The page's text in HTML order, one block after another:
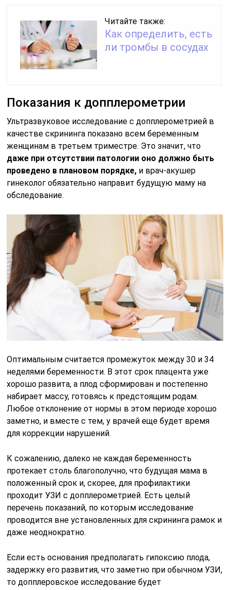
Читайте также:
Как определить, есть
ли тромбы в сосудах
Показания к допплерометрии
Ультразвуковое исследование с допплерометрией в
качестве скрининга показано всем беременным
женщинам в третьем триместре. Это значит, что
даже при отсутствии патологии оно должно быть
проведено в плановом порядке, и врач-акушер
гинеколог обязательно направит будущую маму на
обследование.
Оптимальным считается промежуток между 30 и 34
неделями беременности. В этот срок плацента уже
хорошо развита, а плод сформирован и постепенно
набирает массу, готовясь к предстоящим родам.
Любое отклонение от нормы в этом периоде хорошо
заметно, и вместе с тем, у врачей еще будет время
для коррекции нарушений.
К сожалению, далеко не каждая беременность
протекает столь благополучно, что будущая мама в
положенный срок и, скорее, для профилактики
проходит УЗИ с допплерометрией. Есть целый
перечень показаний, по которым исследование
проводится вне установленных для скрининга рамок и
даже неоднократно.
Если есть основания предполагать гипоксию плода,
задержку его развития, что заметно при обычном УЗИ,
то допплеровское исследование будет